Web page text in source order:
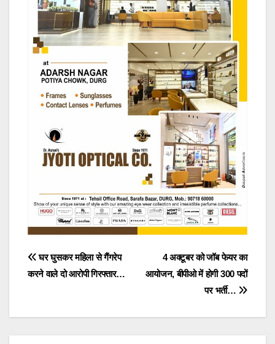
Post
navigation
4 अक्टूबर को जॉब फेयर का
आयोजन, बीपीओ में होगी 300 पदों
पर भर्ती…
घर घुसकर महिला से गैंगरेप
करने वाले दो आरोपी गिरफ्तार…